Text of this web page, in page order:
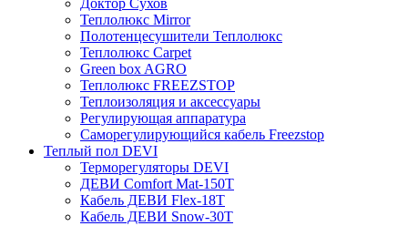
Доктор Сухов
Теплолюкс Mirror
Полотенцесушители Теплолюкс
Теплолюкс Carpet
Green box AGRO
Теплолюкс FREEZSTOP
Теплоизоляция и аксессуары
Регулирующая аппаратура
Cаморегулирующийся кабель Freezstop
Теплый пол DEVI
Терморегуляторы DEVI
ДЕВИ Comfort Mat-150T
Кабель ДЕВИ Flex-18T
Кабель ДЕВИ Snow-30T